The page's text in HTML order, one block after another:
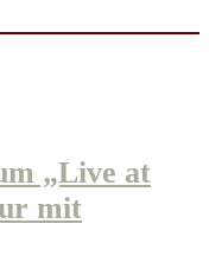
„Live at
mit